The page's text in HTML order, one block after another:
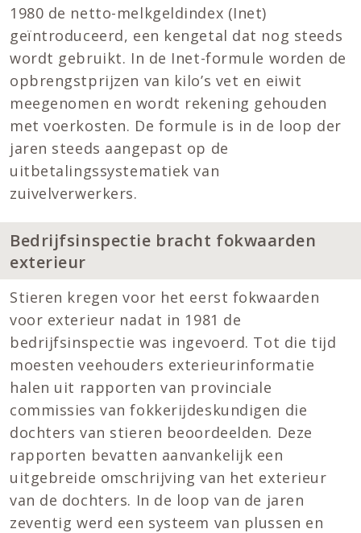
1980 de netto-melkgeldindex (Inet)
geïntroduceerd, een kengetal dat nog steeds
wordt gebruikt. In de Inet-formule worden de
opbrengstprijzen van kilo’s vet en eiwit
meegenomen en wordt rekening gehouden
met voerkosten. De formule is in de loop der
jaren steeds aangepast op de
uitbetalingssystematiek van
zuivelverwerkers.
Bedrijfsinspectie bracht fokwaarden
exterieur
Stieren kregen voor het eerst fokwaarden
voor exterieur nadat in 1981 de
bedrijfsinspectie was ingevoerd. Tot die tijd
moesten veehouders exterieurinformatie
halen uit rapporten van provinciale
commissies van fokkerijdeskundigen die
dochters van stieren beoordeelden. Deze
rapporten bevatten aanvankelijk een
uitgebreide omschrijving van het exterieur
van de dochters. In de loop van de jaren
zeventig werd een systeem van plussen en